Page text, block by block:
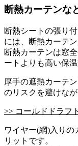
断熱カーテンな
断熱シートの張り
には、断熱カーテ
断熱カーテンは窓
ートよりも高い保
厚手の遮熱カーテ
のリスクを避けな
>> コールドドラフ
ワイヤー(網)入りの
リットです。